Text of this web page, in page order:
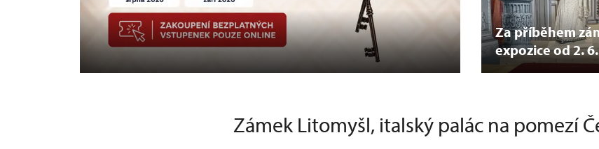
Za příběhem
expozice od 2.
Zámek Litomyšl, italský palác na pomezí